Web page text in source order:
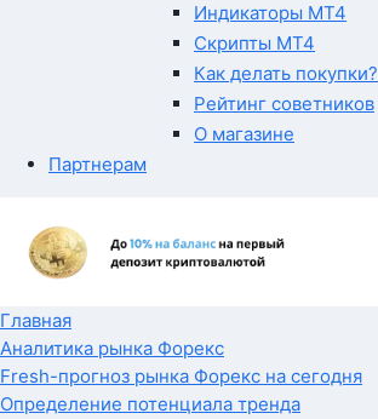
Индикаторы MT4
Скрипты MT4
Как делать покупки?
Рейтинг советников
О магазине
Партнерам
Главная
Аналитика рынка Форекс
Fresh-прогноз рынка Форекс на сегодня
Определение потенциала тренда